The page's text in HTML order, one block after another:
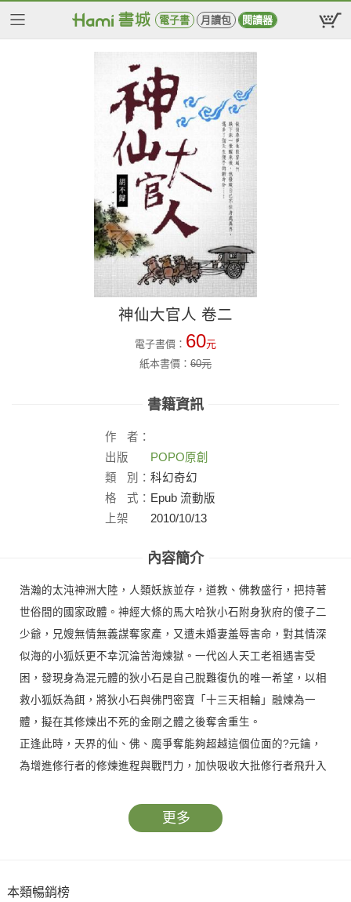
電子書 月讀包 閱讀器
神仙大官人 卷二
電子書價： 60元
紙本書價： 60元
書籍資訊
作
者：
出版
社：
POPO原創
類
別： 科幻奇幻
格
式： Epub 流動版
上架
2010/10/13
內容簡介
浩瀚的太沌神洲大陸，人類妖族並存，道教、佛教盛行，把持著
世俗間的國家政體。神經大條的馬大哈狄小石附身狄府的傻子二
少爺，兄嫂無情無義謀奪家產，又遭未婚妻羞辱害命，對其情深
似海的小狐妖更不幸沉淪苦海煉獄。一代凶人天工老祖遇害受
困，發現身為混元體的狄小石是自己脫難復仇的唯一希望，以相
救小狐妖為餌，將狄小石與佛門密寶「十三天相輪」融煉為一
體，擬在其修煉出不死的金剛之體之後奪舍重生。
正逢此時，天界的仙、佛、魔爭奪能夠超越這個位面的?元鑰，
為增進修行者的修煉進程與戰鬥力，加快吸收大批修行者飛升入
更多
本類暢銷榜